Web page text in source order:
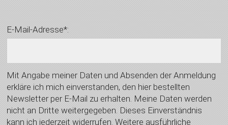
E-Mail-Adresse*:
Mit Angabe meiner Daten und Absenden der Anmeldung
erkläre ich mich einverstanden, den hier bestellten
Newsletter per E-Mail zu erhalten. Meine Daten werden
nicht an Dritte weitergegeben. Dieses Einverständnis
kann ich jederzeit widerrufen. Weitere ausführliche